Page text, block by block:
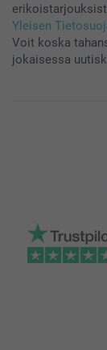
Yleisen
Voit koska
jokaisessa